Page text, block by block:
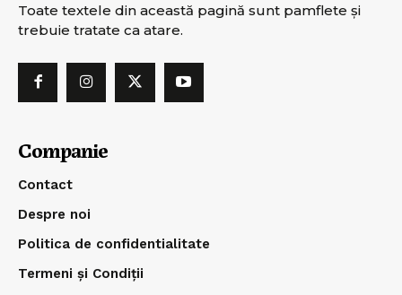
Toate textele din această pagină sunt pamflete şi
trebuie tratate ca atare.
Companie
Contact
Despre noi
Politica de confidentialitate
Termeni și Condiții